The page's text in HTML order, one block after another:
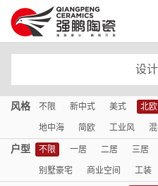
设
风格 不限 新中式 美式 北欧
地中海 简欧 工业风
户型 不限 一居 二居 三居
别墅豪宅 商业空间 工装